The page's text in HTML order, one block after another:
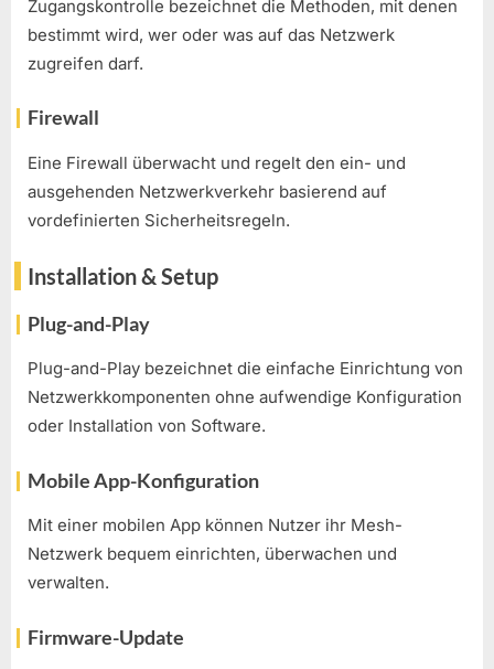
Zugangskontrolle bezeichnet die Methoden, mit denen
bestimmt wird, wer oder was auf das Netzwerk
zugreifen darf.
Firewall
Eine Firewall überwacht und regelt den ein- und
ausgehenden Netzwerkverkehr basierend auf
vordefinierten Sicherheitsregeln.
Installation & Setup
Plug-and-Play
Plug-and-Play bezeichnet die einfache Einrichtung von
Netzwerkkomponenten ohne aufwendige Konfiguration
oder Installation von Software.
Mobile App-Konfiguration
Mit einer mobilen App können Nutzer ihr Mesh-
Netzwerk bequem einrichten, überwachen und
verwalten.
Firmware-Update